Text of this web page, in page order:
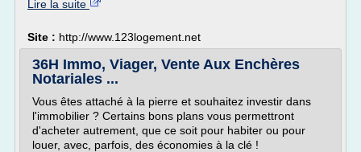
Lire la suite
Site : http://www.123logement.net
36H Immo, Viager, Vente Aux Enchères
Notariales ...
Vous êtes attaché à la pierre et souhaitez investir dans
l'immobilier ? Certains bons plans vous permettront
d'acheter autrement, que ce soit pour habiter ou pour
louer, avec, parfois, des économies à la clé !